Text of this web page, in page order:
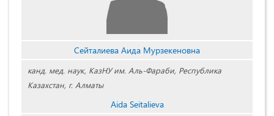
Сейталиева Аида Мурзекеновна
канд. мед. наук, КазНУ им. Аль-Фараби, Республика
Казахстан, г. Алматы
Aida Seitalievа